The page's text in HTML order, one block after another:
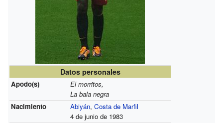
Datos personales
Apodo(s)
El morritos,
La bala negra
Nacimiento
Abiyán, Costa de Marfil
4 de junio de 1983